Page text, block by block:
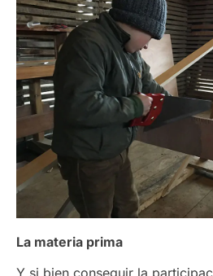
La materia prima
Y si bien conseguir la